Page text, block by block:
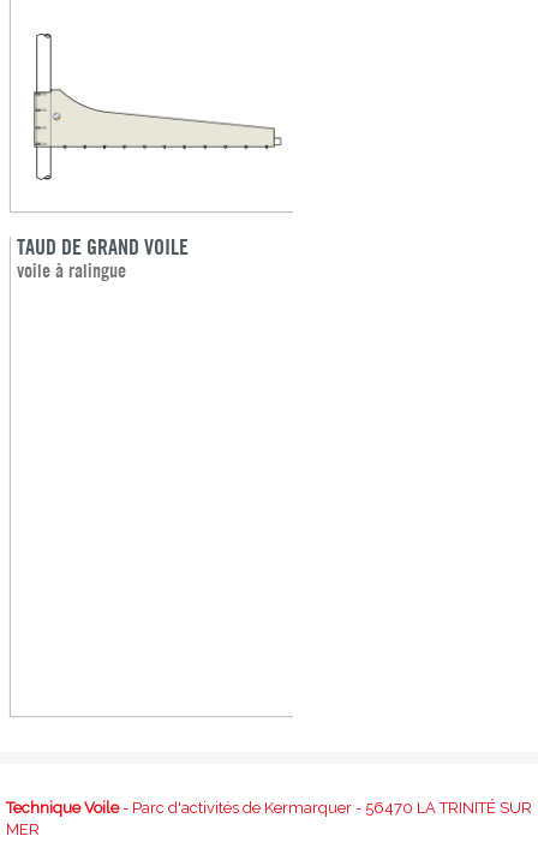
TAUD DE GRAND VOILE
voile à ralingue
Technique Voile- Parc d'activités de Kermarquer - 56470 LA TRINITÉ SUR
MER